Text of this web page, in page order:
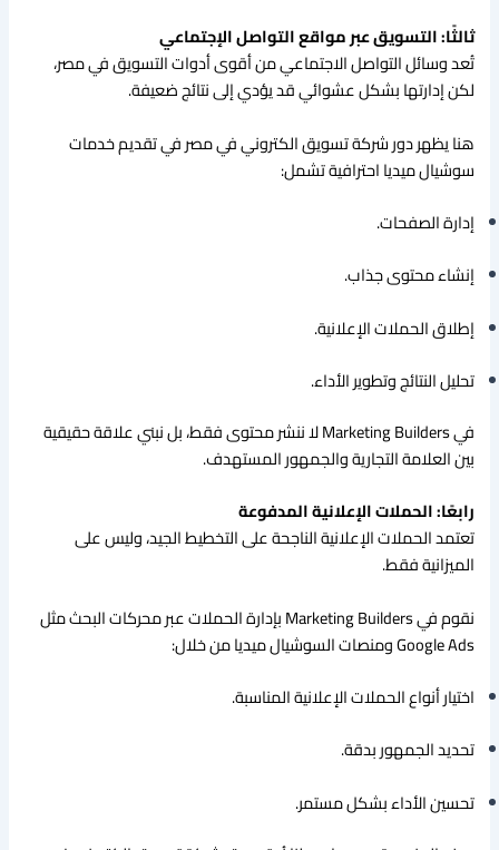
ثالثًا: التسويق عبر مواقع التواصل الإجتماعي
تُعد وسائل التواصل الاجتماعي من أقوى أدوات التسويق في مصر،
لكن إدارتها بشكل عشوائي قد يؤدي إلى نتائج ضعيفة.
هنا يظهر دور شركة تسويق الكتروني في مصر في تقديم خدمات
سوشيال ميديا احترافية تشمل:
إدارة الصفحات.
إنشاء محتوى جذاب.
إطلاق الحملات الإعلانية.
تحليل النتائج وتطوير الأداء.
في Marketing Builders لا ننشر محتوى فقط، بل نبني علاقة حقيقية
بين العلامة التجارية والجمهور المستهدف.
رابعًا: الحملات الإعلانية المدفوعة
تعتمد الحملات الإعلانية الناجحة على التخطيط الجيد، وليس على
الميزانية فقط.
نقوم في Marketing Builders بإدارة الحملات عبر محركات البحث مثل
Google Ads ومنصات السوشيال ميديا من خلال:
اختيار أنواع الحملات الإعلانية المناسبة.
تحديد الجمهور بدقة.
تحسين الأداء بشكل مستمر.